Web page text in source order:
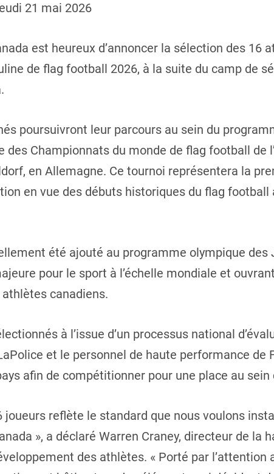
21 mai 2026
est heureux d’annoncer la sélection des 16
de flag football 2026, à la suite du camp de
poursuivront leur parcours au sein du
des Championnats du monde de flag football de
en Allemagne. Ce tournoi représentera la
en vue des débuts historiques du flag
été ajouté au programme olympique des
pour le sport à l’échelle mondiale et
canadiens.
à l’issue d’un processus national
et le personnel de haute performance de
afin de compétitionner pour une place au
joueurs reflète le standard que nous voulons
», a déclaré Warren Craney, directeur de la
des athlètes. « Porté par l’attention